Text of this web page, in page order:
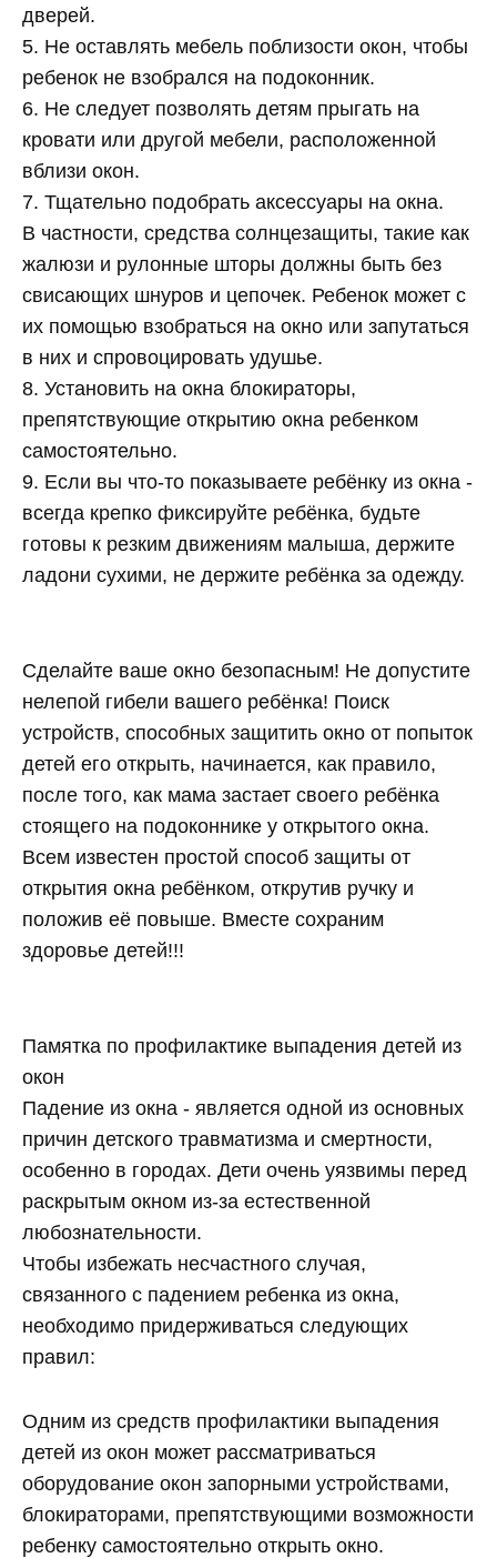
дверей.
5. Не оставлять мебель поблизости окон, чтобы
ребенок не взобрался на подоконник.
6. Не следует позволять детям прыгать на
кровати или другой мебели, расположенной
вблизи окон.
7. Тщательно подобрать аксессуары на окна.
В частности, средства солнцезащиты, такие как
жалюзи и рулонные шторы должны быть без
свисающих шнуров и цепочек. Ребенок может с
их помощью взобраться на окно или запутаться
в них и спровоцировать удушье.
8. Установить на окна блокираторы,
препятствующие открытию окна ребенком
самостоятельно.
9. Если вы что-то показываете ребёнку из окна -
всегда крепко фиксируйте ребёнка, будьте
готовы к резким движениям малыша, держите
ладони сухими, не держите ребёнка за одежду.
Сделайте ваше окно безопасным! Не допустите
нелепой гибели вашего ребёнка! Поиск
устройств, способных защитить окно от попыток
детей его открыть, начинается, как правило,
после того, как мама застает своего ребёнка
стоящего на подоконнике у открытого окна.
Всем известен простой способ защиты от
открытия окна ребёнком, открутив ручку и
положив её повыше. Вместе сохраним
здоровье детей!!!
Памятка по профилактике выпадения детей из
окон
Падение из окна - является одной из основных
причин детского травматизма и смертности,
особенно в городах. Дети очень уязвимы перед
раскрытым окном из-за естественной
любознательности.
Чтобы избежать несчастного случая,
связанного с падением ребенка из окна,
необходимо придерживаться следующих
правил:
Одним из средств профилактики выпадения
детей из окон может рассматриваться
оборудование окон запорными устройствами,
блокираторами, препятствующими возможности
ребенку самостоятельно открыть окно.